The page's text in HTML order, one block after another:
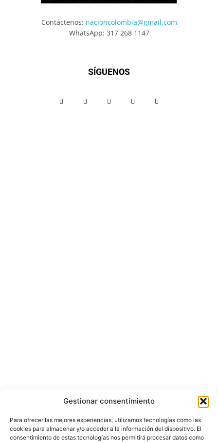
Gestionar consentimiento
Para ofrecer las mejores experiencias, utilizamos tecnologías como las
cookies para almacenar y/o acceder a la información del dispositivo. El
consentimiento de estas tecnologías nos permitirá procesar datos como
Contáctenos: nacioncolombia@gmail.com
WhatsApp: 317 268 1147
SÍGUENOS